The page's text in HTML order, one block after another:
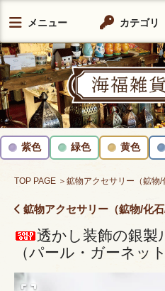
メニュー カテゴリ
紫色 緑色 黄色
TOP PAGE ＞鉱物アクセサリー（鉱物/
鉱物アクセサリー（鉱物/化石/
透かし装飾の銀製
（パール・ガーネット